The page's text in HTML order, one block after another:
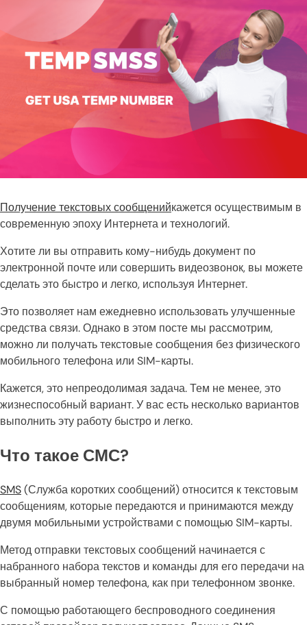
Получение текстовых сообщенийкажется осуществимым в
современную эпоху Интернета и технологий.
Хотите ли вы отправить кому-нибудь документ по
электронной почте или совершить видеозвонок, вы можете
сделать это быстро и легко, используя Интернет.
Это позволяет нам ежедневно использовать улучшенные
средства связи. Однако в этом посте мы рассмотрим,
можно ли получать текстовые сообщения без физического
мобильного телефона или SIM-карты.
Кажется, это непреодолимая задача. Тем не менее, это
жизнеспособный вариант. У вас есть несколько вариантов
выполнить эту работу быстро и легко.
Что такое СМС?
SMS(Служба коротких сообщений) относится к текстовым
сообщениям, которые передаются и принимаются между
двумя мобильными устройствами с помощью SIM-карты.
Метод отправки текстовых сообщений начинается с
набранного набора текстов и команды для его передачи на
выбранный номер телефона, как при телефонном звонке.
С помощью работающего беспроводного соединения